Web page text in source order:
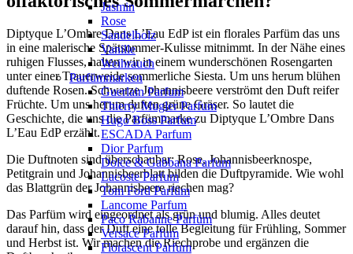
Jasmin
Rose
Sandelholz
Vanille
Weihrauch
Parfümmarken
Guerlain Parfum
Thierry Mugler Parfum
Hugo Boss Parfum
ESCADA Parfum
Dior Parfum
Dolce & Gabbana Parfum
Lacoste Parfum
Tom Ford Parfüm
Lancome Parfum
Paco Rabanne Parfüm
Versace Parfum
Florascent Parfum
Diptyque L’Ombre Dans L’Eau EdP ist ein florales Parfüm das uns
in eine malerische Spätsommer-Kulisse mitnimmt. In der Nähe eines
ruhigen Flusses, halten wir in einem wunderschönen Rosengarten
unter einer Trauerweide sommerliche Siesta. Um uns herum blühen
duftende Rosen. Schwarze Johannisbeere verströmt den Duft reifer
Früchte. Um uns herum duften grüne Gräser. So lautet die
Geschichte, die uns die Parfümmarke zu Diptyque L’Ombre Dans
L’Eau EdP erzählt.
Die Duftnoten sind überschaubar: Rose, Johannisbeerknospe,
Petitgrain und Johannisbeerblatt bilden die Duftpyramide. Wie wohl
das Blattgrün der Johannisbeere riechen mag?
Das Parfüm wird eingeordnet als grün und blumig. Alles deutet
darauf hin, dass der Duft eine tolle Begleitung für Frühling, Sommer
und Herbst ist. Wir machen die Riechprobe und ergänzen die